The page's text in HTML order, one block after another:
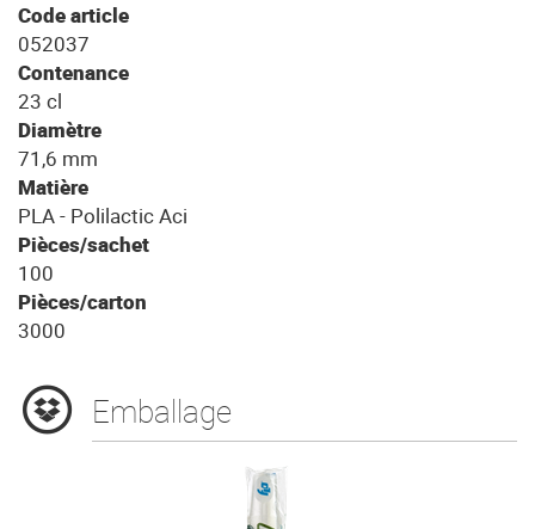
Code article
052037
Contenance
23 cl
Diamètre
71,6 mm
Matière
PLA - Polilactic Aci
Pièces/sachet
100
Pièces/carton
3000
Emballage